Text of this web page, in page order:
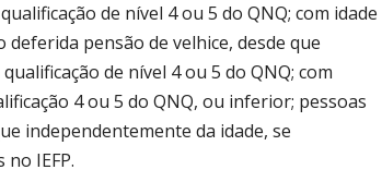
de nível 4 ou 5 do QNQ; com idade
pensão de velhice, desde que
de nível 4 ou 5 do QNQ; com
4 ou 5 do QNQ, ou inferior; pessoas
independentemente da idade, se
IEFP.